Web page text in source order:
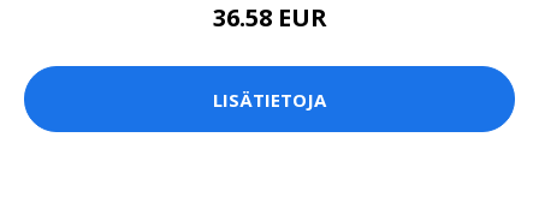
36.58 EUR
LISÄTIETOJA